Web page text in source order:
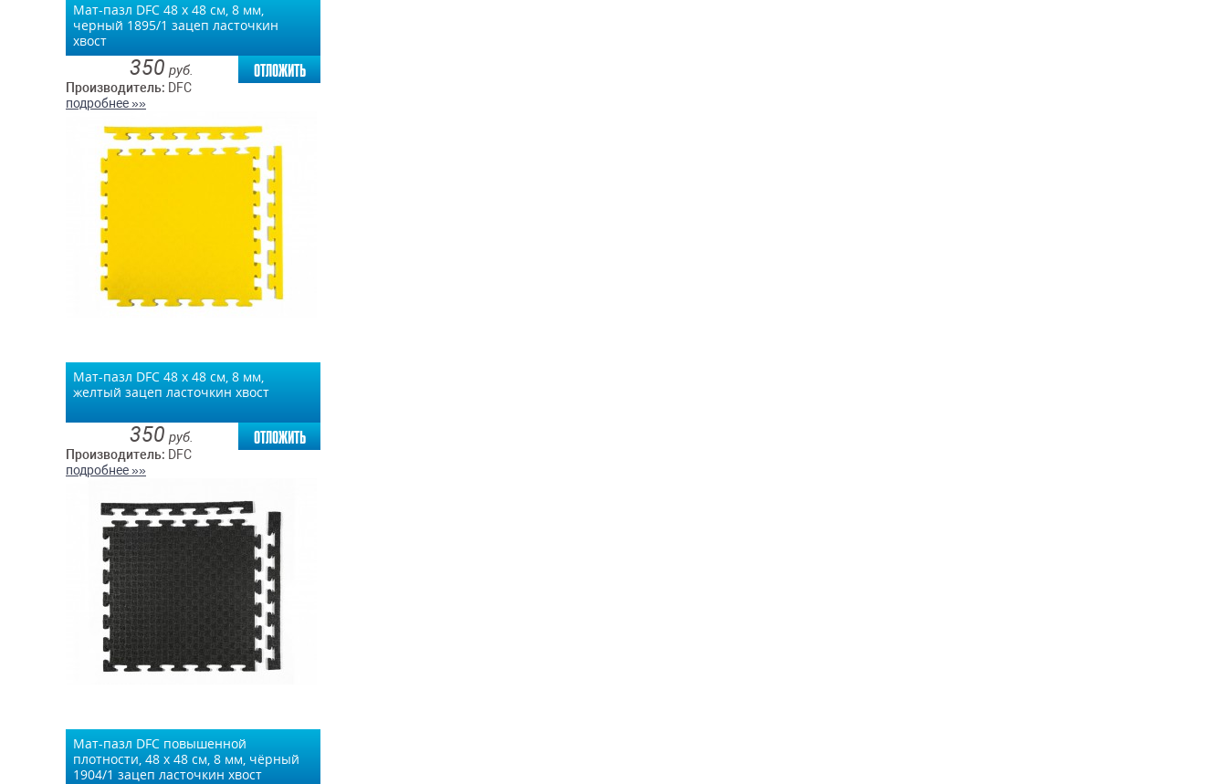
Мат-пазл DFC 48 х 48 см, 8 мм,
черный 1895/1 зацеп ласточкин
хвост
350 руб. отложить
Производитель: DFC
подробнее »»
Мат-пазл DFC 48 х 48 см, 8 мм,
желтый зацеп ласточкин хвост
350 руб. отложить
Производитель: DFC
подробнее »»
Мат-пазл DFC повышенной
плотности, 48 х 48 см, 8 мм, чёрный
1904/1 зацеп ласточкин хвост